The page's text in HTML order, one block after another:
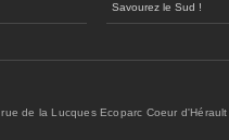
Savourez le Sud !
de la Lucques Ecoparc Coeur